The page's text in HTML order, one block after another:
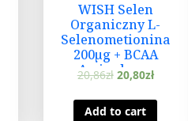
WISH Selen
Organiczny L-
Selenometionina
200µg + BCAA
Aminokwas
Egzogenny +
Prebiotyk 120 kaps
20,86zł 20,80zł
Add to cart